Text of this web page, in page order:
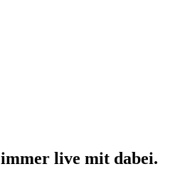
immer live mit dabei.